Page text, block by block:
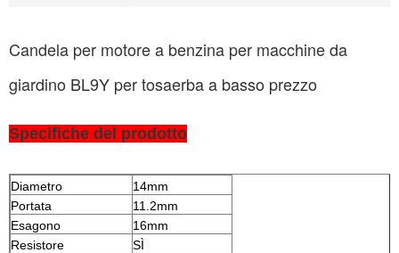
Candela per motore a benzina per macchine da
giardino BL9Y per tosaerba a basso prezzo
Specifiche del prodotto
Diametro
14mm
Portata
11.2mm
Esagono
16mm
Resistore
SÌ